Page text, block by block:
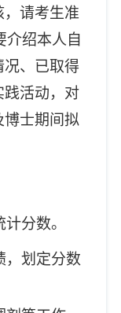
请考生准
介绍本人自
、已取得
践活动，对
士期间拟
分数。
，划定分数